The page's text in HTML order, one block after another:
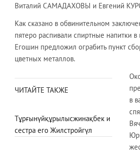
Виталий САМАДАХОВЫ и Евгений
Как сказано в обвинительном
пятеро распивали спиртные напитки
Егошин предложил ограбить пункт
цветных металлов.
ЧИТАЙТЕ ТАКЖЕ
Тұрғынүйқұрылысжинақбек и
сестра его Жилстройгүл
в